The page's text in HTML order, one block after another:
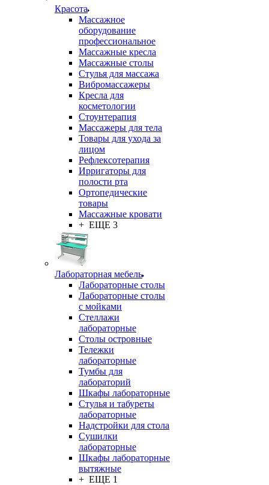
Красота
Массажное
оборудование
профессиональное
Массажные кресла
Массажные столы
Стулья для массажа
Вибромассажеры
Кресла для
косметологии
Стоунтерапия
Массажеры для тела
Товары для ухода за
лицом
Рефлексотерапия
Ирригаторы для
полости рта
Ортопедические
товары
Массажные кровати
+ ЕЩЕ 3
Лабораторная мебель
Лабораторные столы
Лабораторные столы
с мойками
Стеллажи
лабораторные
Столы островные
Тележки
лабораторные
Тумбы для
лабораторий
Шкафы лабораторные
Стулья и табуреты
лабораторные
Надстройки для стола
Сушилки
лабораторные
Шкафы лабораторные
вытяжные
+ ЕЩЕ 1